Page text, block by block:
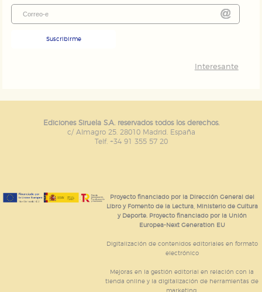
Suscribirme
Interesante
Ediciones Siruela S.A. reservados todos los derechos.
c/ Almagro 25. 28010 Madrid. España
Telf. +34 91 355 57 20
Proyecto financiado por la Dirección General del
Libro y Fomento de la Lectura, Ministerio de Cultura
y Deporte. Proyecto financiado por la Unión
Europea-Next Generation EU
Digitalización de contenidos editoriales en formato
electrónico
Mejoras en la gestión editorial en relación con la
tienda online y la digitalización de herramientas de